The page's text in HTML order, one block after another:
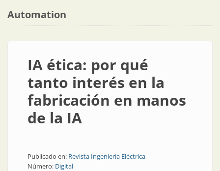
Automation
IA ética: por qué
tanto interés en la
fabricación en manos
de la IA
Publicado en: Revista Ingeniería Eléctrica
Número: Digital